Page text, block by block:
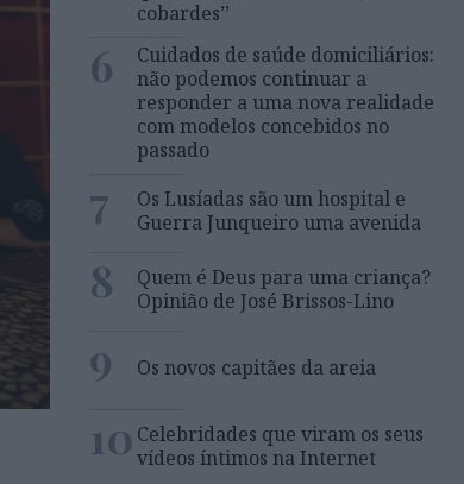
cobardes’’
6
Cuidados de saúde domiciliários:
não podemos continuar a
responder a uma nova realidade
com modelos concebidos no
passado
7
Os Lusíadas são um hospital e
Guerra Junqueiro uma avenida
8
Quem é Deus para uma criança?
Opinião de José Brissos-Lino
9 Os novos capitães da areia
10 Celebridades que viram os seus
vídeos íntimos na Internet